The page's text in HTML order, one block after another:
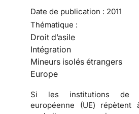
Date de publication : 2011
Thématique :
Droit d’asile
Intégration
Mineurs isolés étrangers
Europe
Si les institutions de
européenne (UE) répètent